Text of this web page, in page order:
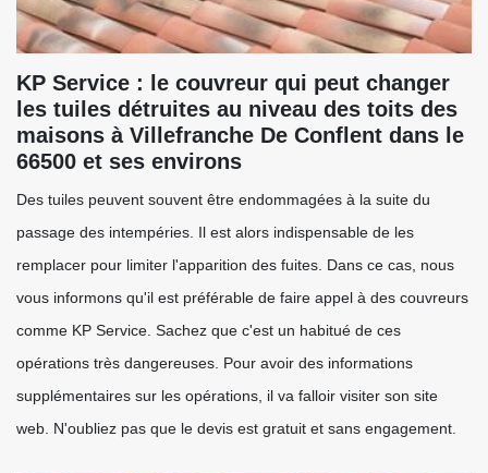
KP Service : le couvreur qui peut changer
les tuiles détruites au niveau des toits des
maisons à Villefranche De Conflent dans le
66500 et ses environs
Des tuiles peuvent souvent être endommagées à la suite du
passage des intempéries. Il est alors indispensable de les
remplacer pour limiter l'apparition des fuites. Dans ce cas, nous
vous informons qu'il est préférable de faire appel à des couvreurs
comme KP Service. Sachez que c'est un habitué de ces
opérations très dangereuses. Pour avoir des informations
supplémentaires sur les opérations, il va falloir visiter son site
web. N'oubliez pas que le devis est gratuit et sans engagement.